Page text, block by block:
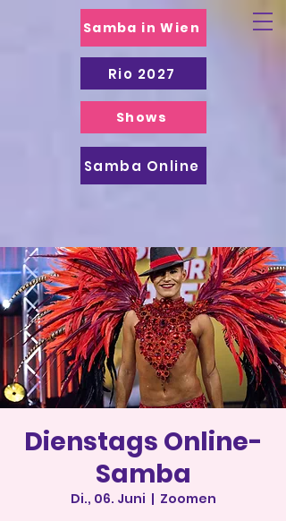
Samba in Wien
Samba Online
Shows
Rio 2027
Dienstags Online-
Samba
Di., 06. Juni
  |
Zoomen